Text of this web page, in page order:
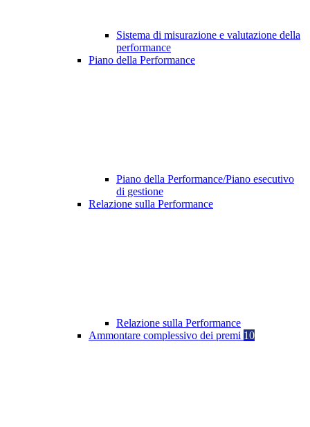
Sistema di misurazione e valutazione della
performance
Piano della Performance
Piano della Performance/Piano esecutivo
di gestione
Relazione sulla Performance
Relazione sulla Performance
Ammontare complessivo dei premi 10